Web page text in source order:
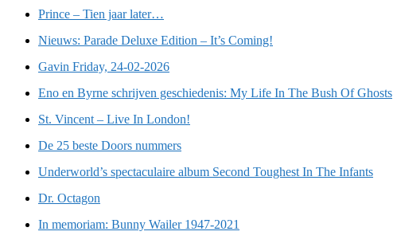
Prince – Tien jaar later…
Nieuws: Parade Deluxe Edition – It’s Coming!
Gavin Friday, 24-02-2026
Eno en Byrne schrijven geschiedenis: My Life In The Bush Of Ghosts
St. Vincent – Live In London!
De 25 beste Doors nummers
Underworld’s spectaculaire album Second Toughest In The Infants
Dr. Octagon
In memoriam: Bunny Wailer 1947-2021